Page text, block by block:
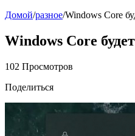
Домой/разное/Windows Core
Windows Core
102 Просмотров
Поделиться